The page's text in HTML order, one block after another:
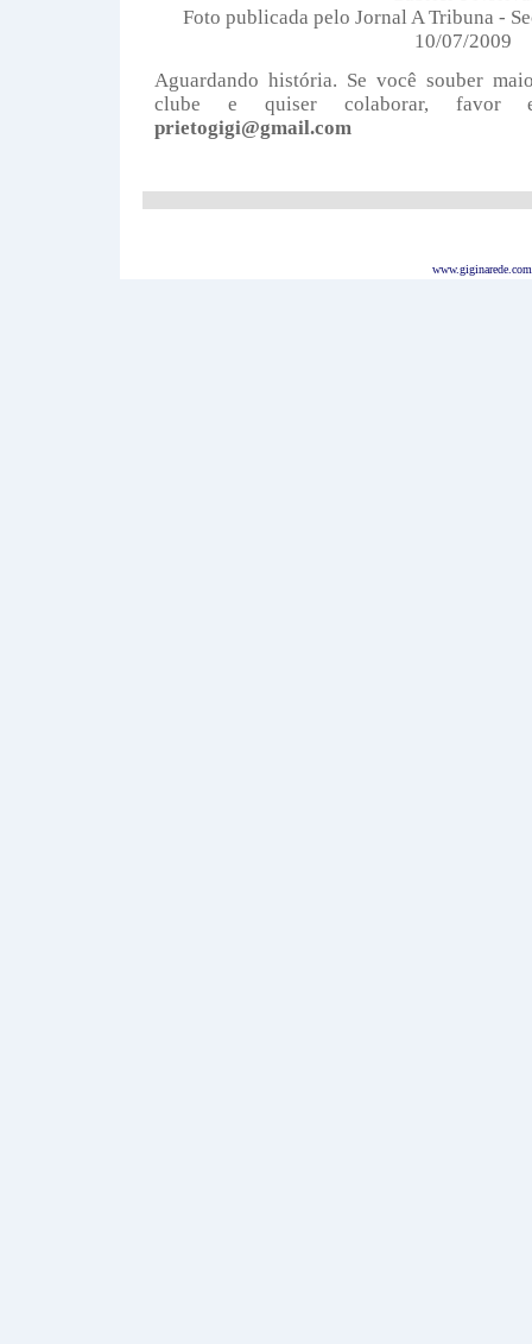
Foto publicada pelo Jornal A Tribuna -
10/07/2009
Aguardando história. Se você souber
clube e quiser colaborar, favor
prietogigi@gmail.com